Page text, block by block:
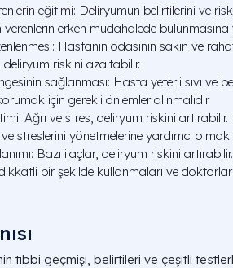
eğitimi: Deliryumun belirtilerini ve
verenlerin erken müdahalede bulunmasına
Hastanın odasının sakin ve
deliryum riskini azaltabilir.
sağlanması: Hasta yeterli sıvı ve
için gerekli önlemler alınmalıdır.
Ağrı ve stres, deliryum riskini artırabilir.
ve streslerini yönetmelerine yardımcı
Bazı ilaçlar, deliryum riskini
bir şekilde kullanmaları ve
tıbbi geçmişi, belirtileri ve çeşitli